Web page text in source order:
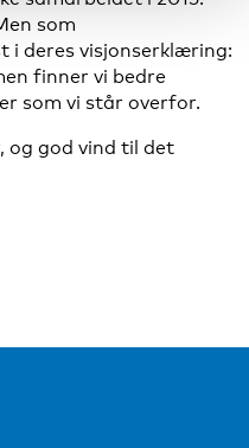
som
i deres visjonserklæring:
finner vi bedre
som vi står overfor.
og god vind til det